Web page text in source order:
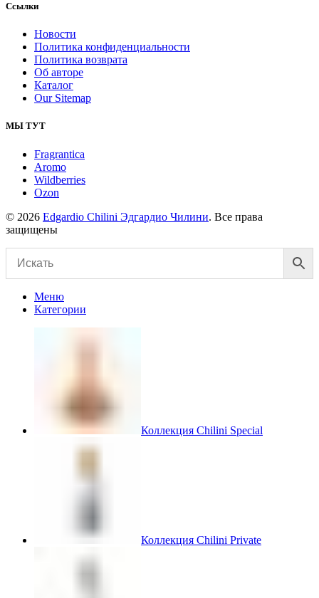
Ссылки
Новости
Политика конфиденциальности
Политика возврата
Об авторе
Каталог
Our Sitemap
МЫ ТУТ
Fragrantica
Aromo
Wildberries
Ozon
© 2026 Edgardio Chilini Эдгардио Чилини. Все права
защищены
Меню
Категории
Коллекция Chilini Special
Коллекция Chilini Private